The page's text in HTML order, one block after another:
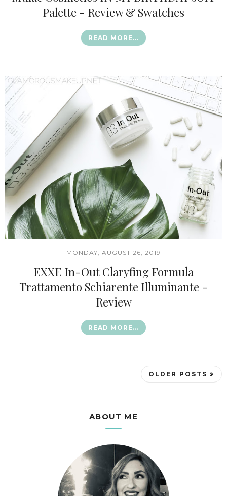
Palette - Review & Swatches
READ MORE...
MONDAY, AUGUST 26, 2019
EXXE In-Out Claryfing Formula
Trattamento Schiarente Illuminante -
Review
READ MORE...
OLDER POSTS
ABOUT ME